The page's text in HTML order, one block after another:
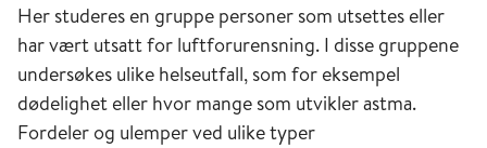
mulig sammenheng mellom astmautvikling og
KOLS, ved at gener som påvirker lungeutvikling
i fosterlivet og vekst av lungene i tidlige
barneår, i samspill med miljøfaktorer som
Her studeres en gruppe personer som utsettes eller
har vært utsatt for luftforurensning. I disse gruppene
undersøkes ulike helseutfall, som for eksempel
dødelighet eller hvor mange som utvikler astma.
Fordeler og ulemper ved ulike typer